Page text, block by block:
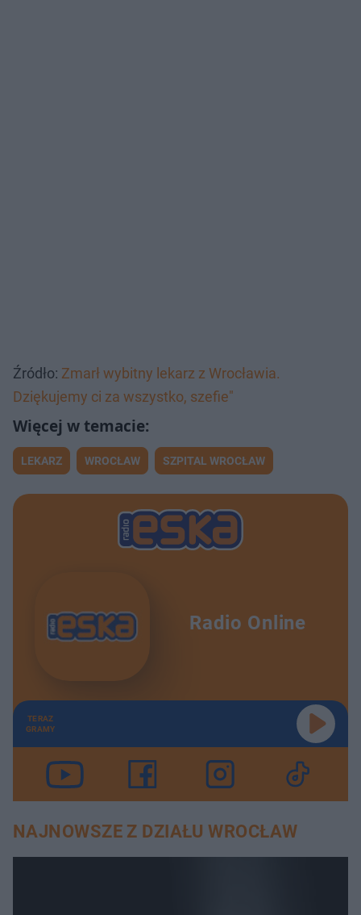
Źródło: Zmarł wybitny lekarz z Wrocławia.
Dziękujemy ci za wszystko, szefie"
LEKARZ WROCŁAW SZPITAL WROCŁAW
Radio Online
TERAZ
GRAMY
NAJNOWSZE Z DZIAŁU WROCŁAW